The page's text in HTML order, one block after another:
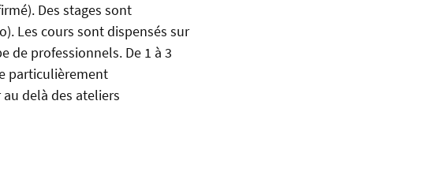
Des stages sont
Les cours sont dispensés sur
de professionnels. De 1 à 3
particulièrement
delà des ateliers